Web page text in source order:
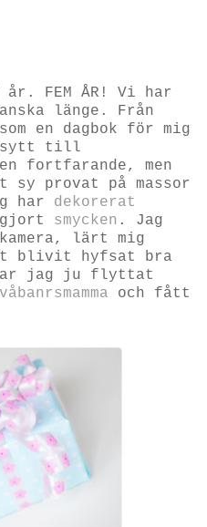
FEM ÅR! Vi har
länge. Från
en dagbok för mig
sytt till
fortfarande, men
provat på massor
har dekorerat
smycken . Jag
lärt mig
blivit hyfsat bra
jag ju flyttat
och fått